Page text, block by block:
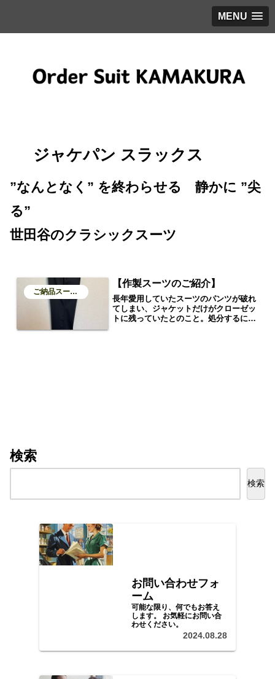
MENU
ジャケパン スラックス
”なんとなく” を終わらせる 静かに ”尖
る”
世田谷のクラシックスーツ
ご納品スーツのご紹介
【作製スーツのご紹介】
長年愛用していたスーツのパンツが破れ
てしまい、ジャケットだけがクローゼッ
トに残っていたとのこと。処分するには
検索
検索
お問い合わせフォ
ーム
可能な限り、何でもお答え
します。 お気軽にお問い合
わせください。
2024.08.28